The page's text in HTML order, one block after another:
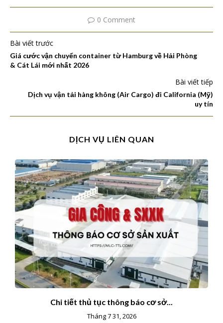
0 Comment
Bài viết trước
Giá cước vận chuyển container từ Hamburg về Hải Phòng
& Cát Lái mới nhất 2026
Bài viết tiếp
Dịch vụ vận tải hàng không (Air Cargo) đi California (Mỹ)
uy tín
DỊCH VỤ LIÊN QUAN
Chi tiết thủ tục thông báo cơ sở...
Tháng 7 31, 2026